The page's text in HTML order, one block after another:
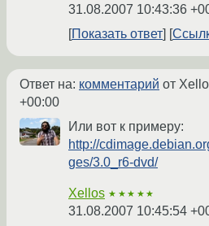
31.08.2007 10:43:36
Показать ответ
Ответ на: комментарий от
+00:00
Или вот к примеру:
http://
ges/3.0_r6-dvd/
Xellos ★★★★★
31.08.2007 10:45:54